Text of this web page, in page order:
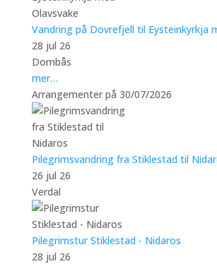
Vandring på Dovrefjell til Eysteinkyrkja
28 jul 26
Dombås
mer…
Arrangementer på 30/07/2026
Pilegrimsvandring fra Stiklestad til
26 jul 26
Verdal
Pilegrimstur Stiklestad - Nidaros
28 jul 26